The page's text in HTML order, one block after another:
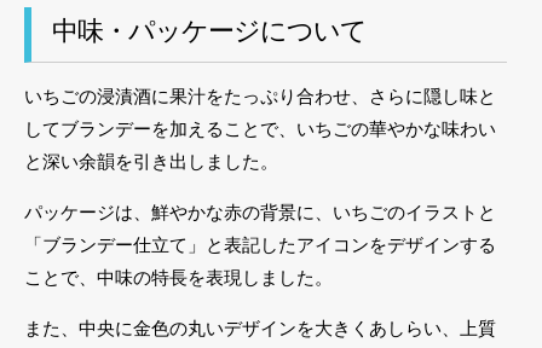
中味・パッケージについて
いちごの浸漬酒に果汁をたっぷり合わせ、さらに隠し味と
してブランデーを加えることで、いちごの華やかな味わい
と深い余韻を引き出しました。
パッケージは、鮮やかな赤の背景に、いちごのイラストと
「ブランデー仕立て」と表記したアイコンをデザインする
ことで、中味の特長を表現しました。
また、中央に金色の丸いデザインを大きくあしらい、上質